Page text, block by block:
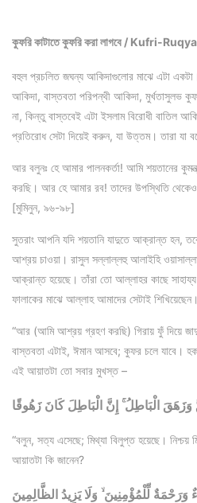
কুফরি কাটাতে কুফরি করা লাগবে / Kufri-
বহুল প্রচলিত জঘন্য আকিদাগুলোর মাঝে এটা
আকিদা, বাস্তবতা পরিপন্থী আকিদা, মুর্খতাসুলভ
না, কিন্তু বাস্তবেই এটা ইসলাম বিরোধী বাতিল
প্রতিরোধ সেটা দিয়েই করুন, যা উত্তম। তারা যা
আর বলুনঃ হে আমার পালনকর্তা! আমি শয়তানের
করছি। আর হে আমার রব! তাদের উপস্থিতি
[মুমিনুন, ৯৬-৯৮]
সুতরাং আপনি যদি শয়তানি যাদুতে আক্রান্ত হন,
আশ্রয় চাওয়া। রাসুল সল্লাল্লহু আলাইহি
আক্রান্ত হয়েছে। তাঁরা তো আল্লাহর কাছে সাহায্য
ফালাকের মাঝে আল্লাহ আমাদের সেটাই শিখিয়েছেন।
“আর (আমি আশ্রয় গ্রহণ করছি) গিরায় ফুঁ দিয়ে
বাস্তবতা এটাই, ঈমান আসবে; কুফর চলে যাবে।
এই আয়াতটা তো সবার মুখস্ত –
الْبَاطِلُ ۚ إِنَّ الْبَاطِلَ كَانَ زَهُوقًا
“বলুন, সত্য এসেছে; মিথ্যা বিলুপ্ত হয়েছে। নিশ্চয়
আয়াতটা কি জানেন?
لِّلْمُؤْمِنِينَ ۙ وَلَا يَزِيدُ الظَّالِمِينَ